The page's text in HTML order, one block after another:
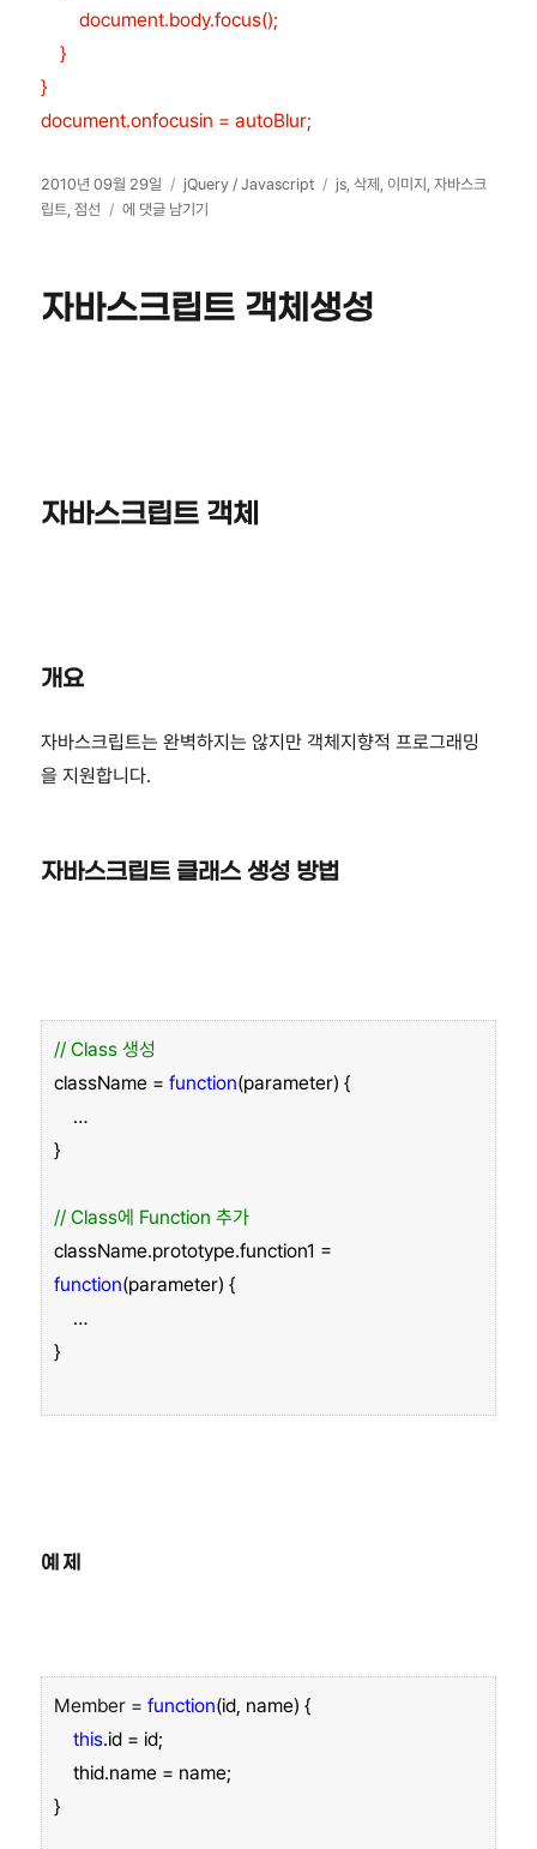
document.body.focus();
}
}
document.onfocusin = autoBlur;
작
성
2010년 09월 29일
카
테
jQuery / Javascript
태
js,삭제 , 이미지 ,자바스크
립트,점선
이
릭
하
에 댓글 남기기
자바스크립트 객체생성
자바스크립트 객체
개요
자바스크립트는 완벽하지는 않지만 객체지향적 프로그래밍
을 지원합니다.
자바스크립트 클래스 생성 방법
// Class 생성
className =function(parameter) {
…
}
// Class에 Function 추가
className.prototype.function1 =
function(parameter) {
…
}
예제
Member =function(id, name) {
this.id = id;
thid.name = name;
}